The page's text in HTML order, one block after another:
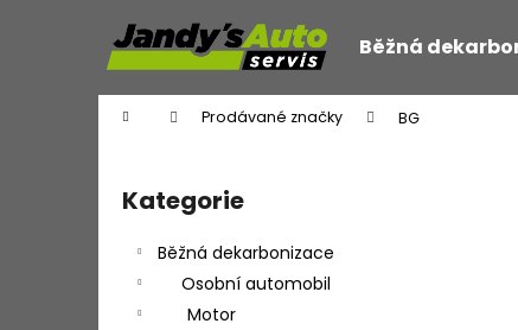
Běžná
Domů Prodávané značky BG
Přeskočit
kategorie
Kategorie
Běžná dekarbonizace
Osobní automobil
Motor
Zpět
Zpět